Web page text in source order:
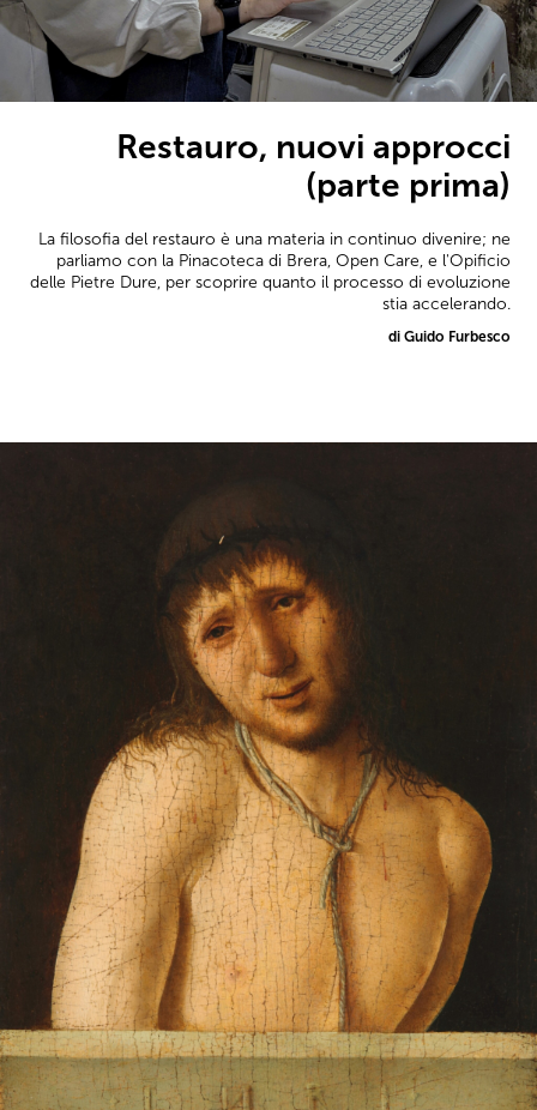
Restauro, nuovi approcci
(parte prima)
La filosofia del restauro è una materia in continuo divenire; ne
parliamo con la Pinacoteca di Brera, Open Care, e l'Opificio
delle Pietre Dure, per scoprire quanto il processo di evoluzione
stia accelerando.
di Guido Furbesco